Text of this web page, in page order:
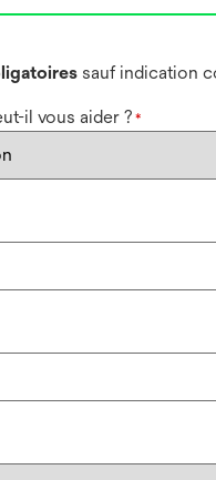
sauf indication
il vous aider ? *